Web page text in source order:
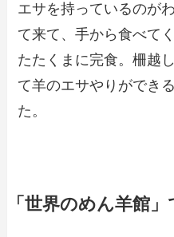
エサを持っているのが
て来て、手から食べて
たたくまに完食。柵越
て羊のエサやりができ
た。
「世界のめん羊館